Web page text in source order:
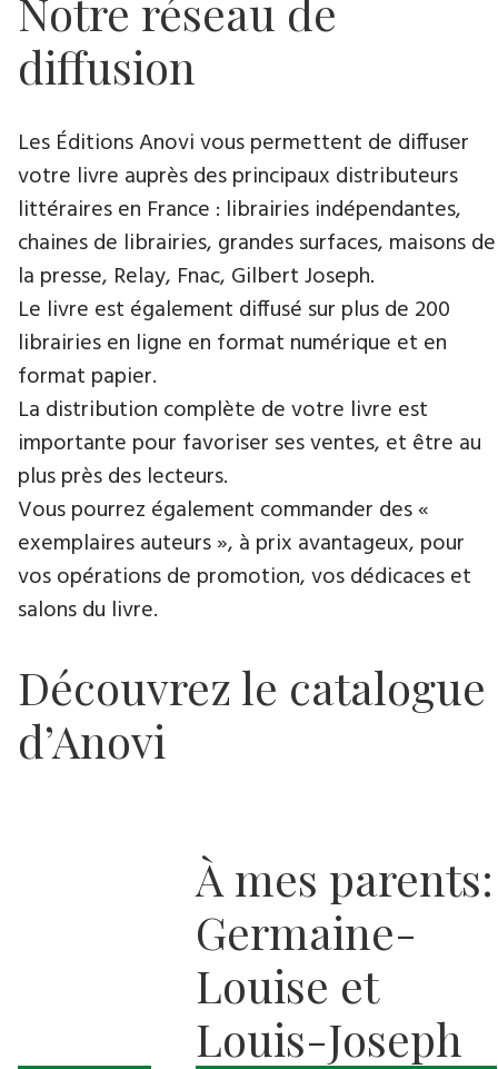
Notre réseau de
diffusion
Les Éditions Anovi vous permettent de diffuser
votre livre auprès des principaux distributeurs
littéraires en France : librairies indépendantes,
chaines de librairies, grandes surfaces, maisons de
la presse, Relay, Fnac, Gilbert Joseph.
Le livre est également diffusé sur plus de 200
librairies en ligne en format numérique et en
format papier.
La distribution complète de votre livre est
importante pour favoriser ses ventes, et être au
plus près des lecteurs.
Vous pourrez également commander des «
exemplaires auteurs », à prix avantageux, pour
vos opérations de promotion, vos dédicaces et
salons du livre.
Découvrez le catalogue
d’Anovi
À mes parents:
Germaine-
Louise et
Louis-Joseph